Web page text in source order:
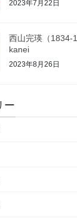
2023年7月22日
西山完瑛（1834-
kanei
2023年8月26日
ー